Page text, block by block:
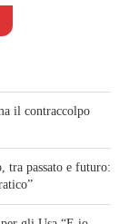
il contraccolpo
tra passato e futuro: